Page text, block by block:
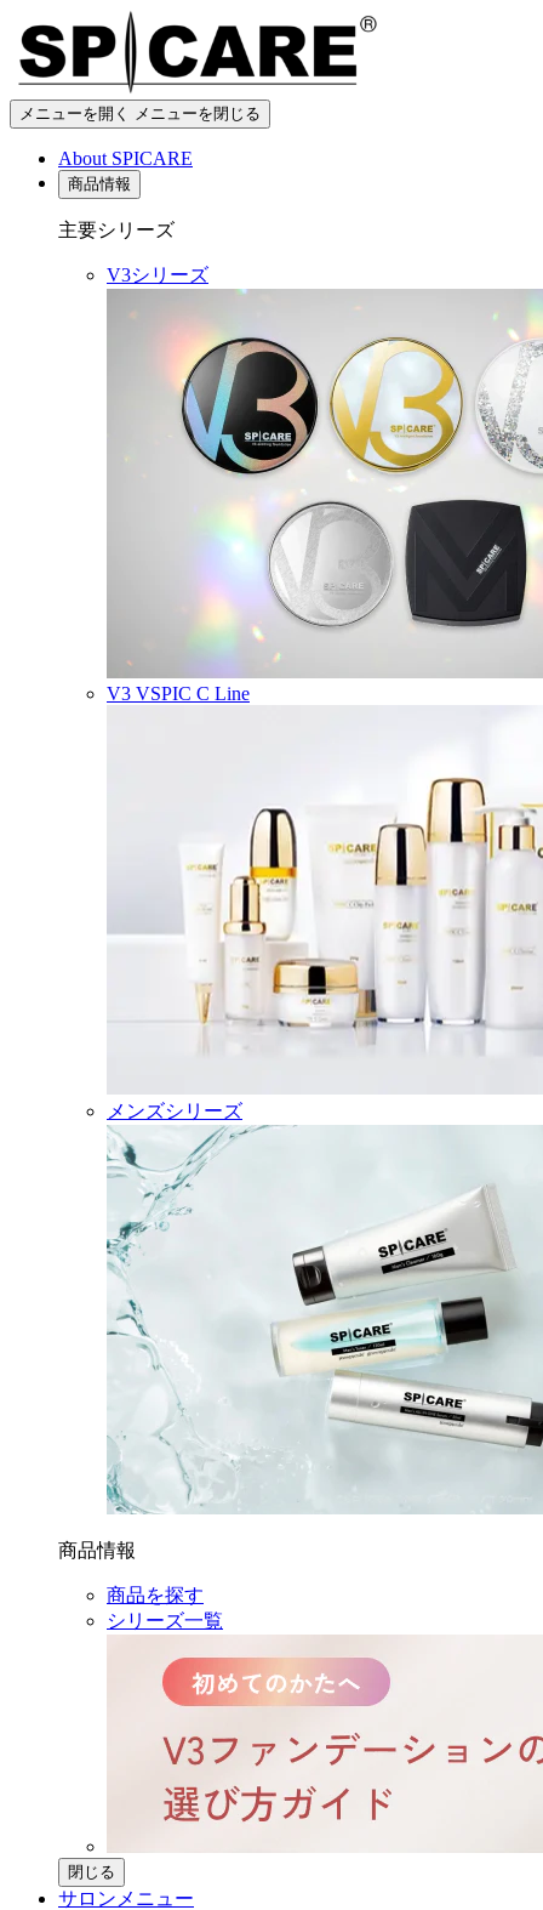
メニューを開く メニューを閉じる
About SPICARE
商品情報
主要シリーズ
V3シリーズ
V3 VSPIC C Line
メンズシリーズ
商品情報
商品を探す
シリーズ一覧
閉じる
サロンメニュー